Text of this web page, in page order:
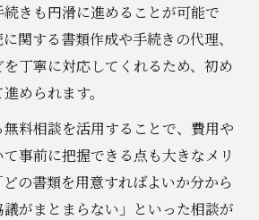
きも円滑に進めることが可能で
関する書類作成や手続きの代理、
丁寧に対応してくれるため、初め
められます。
料相談を活用することで、費用や
事前に把握できる点も大きなメリ
の書類を用意すればよいか分から
がまとまらない」といった相談が